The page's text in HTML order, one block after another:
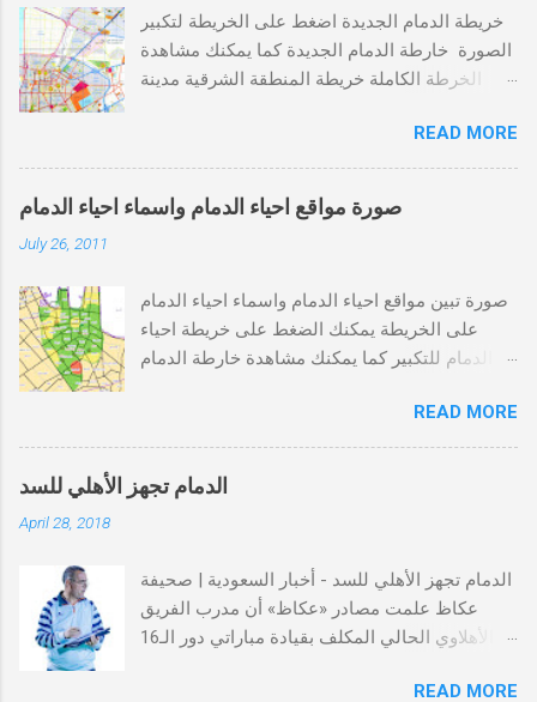
خريطة الدمام الجديدة اضغط على الخريطة لتكبير
الصورة خارطة الدمام الجديدة كما يمكنك مشاهدة
الخرطة الكاملة خريطة المنطقة الشرقية مدينة
كاملة اضغط هنا أو يمكنك الضغط على خريطة
احياء الدمام
READ MORE
صورة مواقع احياء الدمام واسماء احياء الدمام
July 26, 2011
صورة تبين مواقع احياء الدمام واسماء احياء الدمام
على الخريطة يمكنك الضغط على خريطة احياء
الدمام للتكبير كما يمكنك مشاهدة خارطة الدمام
READ MORE
الدمام تجهز الأهلي للسد
April 28, 2018
الدمام تجهز الأهلي للسد - أخبار السعودية | صحيفة
عكاظ علمت مصادر «عكاظ» أن مدرب الفريق
الأهلاوي الحالي المكلف بقيادة مباراتي دور الـ16
بضرورة توفير معسكر خارجي للفريق لإبعاد اللاعبين
READ MORE